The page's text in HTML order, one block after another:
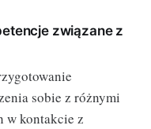
związane z
sobie z różnymi
w kontakcie z